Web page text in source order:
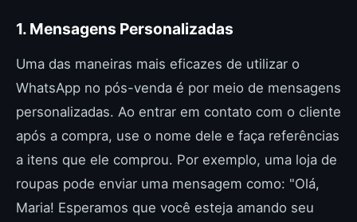
1. Mensagens Personalizadas
Uma das maneiras mais eficazes de utilizar o
WhatsApp no pós-venda é por meio de mensagens
personalizadas. Ao entrar em contato com o cliente
após a compra, use o nome dele e faça referências
a itens que ele comprou. Por exemplo, uma loja de
roupas pode enviar uma mensagem como: "Olá,
Maria! Esperamos que você esteja amando seu